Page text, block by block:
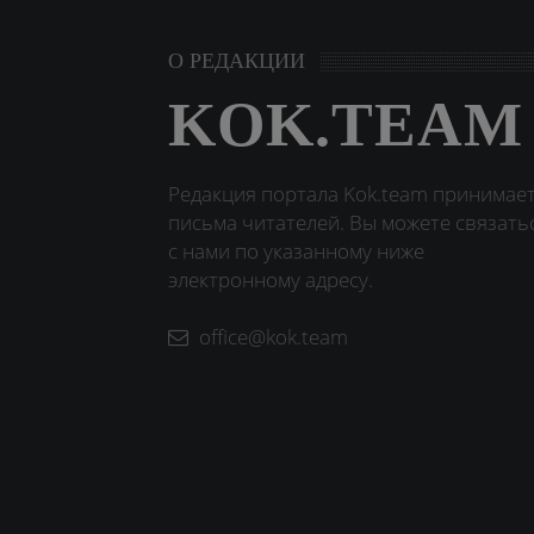
О РЕДАКЦИИ
KOK.TEAM
Редакция портала Kok.team принимает
письма читателей. Вы можете
с нами по указанному ниже
электронному адресу.
office@kok.team